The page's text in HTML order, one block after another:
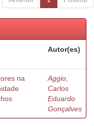
Autor(es)
na
Aggio,
Carlos
Eduardo
Gonçalves